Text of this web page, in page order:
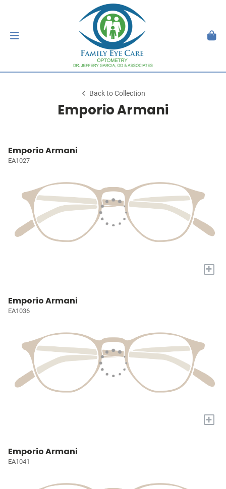
Back to Collection
Emporio Armani
Emporio Armani
EA1027
+
Emporio Armani
EA1036
+
Emporio Armani
EA1041